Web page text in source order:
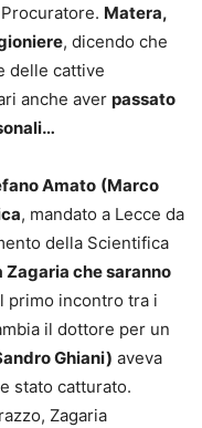
Matera,
, dicendo che
delle cattive
anche aver passato
Amato (Marco
, mandato a Lecce da
della Scientifica
Zagaria che saranno
primo incontro tra i
il dottore per un
Ghiani) aveva
stato catturato.
Zagaria